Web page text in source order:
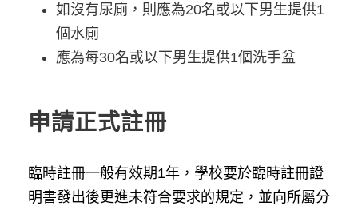
如沒有尿廁，則應為20名或以下男生提供1
個水廁
應為每30名或以下男生提供1個洗手盆
申請正式註冊
臨時註冊一般有效期1年，學校要於臨時註冊證
明書發出後更進未符合要求的規定，並向所屬分